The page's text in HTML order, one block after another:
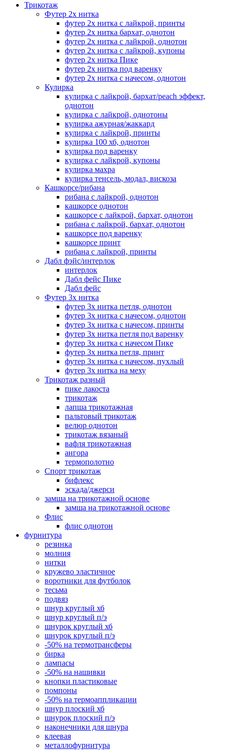
Трикотаж
Футер 2х нитка
футер 2х нитка с лайкрой, принты
футер 2х нитка бархат, однотон
футер 2х нитка с лайкрой, однотон
футер 2х нитка с лайкрой, купоны
футер 2х нитка Пике
футер 2х нитка под варенку
футер 2х нитка с начесом, однотон
Кулирка
кулирка с лайкрой, бархат/peach эффект,
однотон
кулирка с лайкрой, однотоны
кулирка ажурная/жаккард
кулирка с лайкрой, принты
кулирка 100 хб, однотон
кулирка под варенку
кулирка с лайкрой, купоны
кулирка махра
кулирка тенсель, модал, вискоза
Кашкорсе/рибана
рибана с лайкрой, однотон
кашкорсе однотон
кашкорсе с лайкрой, бархат, однотон
рибана с лайкрой, бархат, однотон
кашкорсе под варенку
кашкорсе принт
рибана с лайкрой, принты
Дабл фэйс/интерлок
интерлок
Дабл фейс Пике
Дабл фейс
Футер 3х нитка
футер 3х нитка петля, однотон
футер 3х нитка с начесом, однотон
футер 3х нитка с начесом, принты
футер 3х нитка петля под варенку
футер 3х нитка с начесом Пике
футер 3х нитка петля, принт
футер 3х нитка с начесом, пухлый
футер 3х нитка на меху
Трикотаж разный
пике лакоста
трикотаж
лапша трикотажная
пальтовый трикотаж
велюр однотон
трикотаж вязаный
вафля трикотажная
ангора
термополотно
Спорт трикотаж
бифлекс
эскада/джерси
замша на трикотажной основе
замша на трикотажной основе
Флис
флис однотон
фурнитура
резинка
молния
нитки
кружево эластичное
воротники для футболок
тесьма
подвяз
шнур круглый хб
шнур круглый п/э
шнурок круглый хб
шнурок круглый п/э
-50% на термотрансферы
бирка
лампасы
-50% на нашивки
кнопки пластиковые
помпоны
-50% на термоаппликации
шнур плоский хб
шнурок плоский п/э
наконечники для шнура
клеевая
металлофурнитура